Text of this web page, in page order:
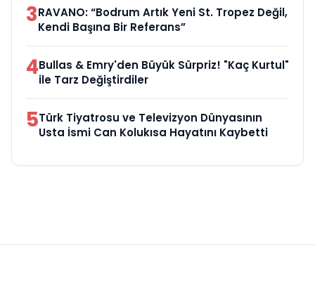
3RAVANO: “Bodrum Artık Yeni St. Tropez Değil,
Kendi Başına Bir Referans”
4Bullas & Emry'den Büyük Sürpriz! "Kaç Kurtul"
ile Tarz Değiştirdiler
5Türk Tiyatrosu ve Televizyon Dünyasının
Usta İsmi Can Kolukısa Hayatını Kaybetti